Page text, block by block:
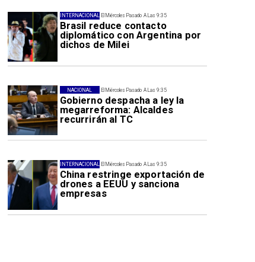
El Miércoles Pasado A Las 9:35
Brasil reduce contacto
diplomático con Argentina por
dichos de Milei
INTERNACIONAL
El Miércoles Pasado A Las 9:35
Gobierno despacha a ley la
megarreforma: Alcaldes
recurrirán al TC
NACIONAL
El Miércoles Pasado A Las 9:35
China restringe exportación de
drones a EEUU y sanciona
empresas
INTERNACIONAL